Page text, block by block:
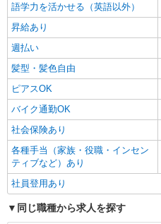
語学力を活かせる（英語以外）
昇給あり
週払い
髪型・髪色自由
ピアスOK
バイク通勤OK
社会保険あり
各種手当（家族・役職・インセン
ティブなど）あり
社員登用あり
同じ職種から求人を探す